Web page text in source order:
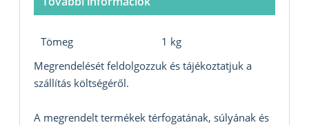
Tömeg
1 kg
Megrendelését feldolgozzuk és tájékoztatjuk a
szállítás költségéről.
A megrendelt termékek térfogatának, súlyának és